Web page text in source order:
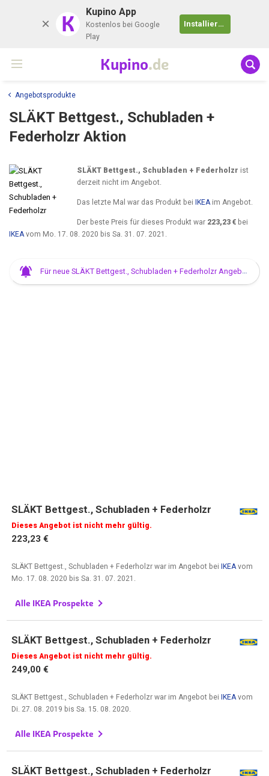
K Kupino App
Kostenlos bei Google
Play
Installieren
Kupino.de
Angebotsprodukte
SLÄKT Bettgest., Schubladen +
Federholzr Aktion
SLÄKT Bettgest., Schubladen + Federholzr ist
derzeit nicht im Angebot.
Das letzte Mal war das Produkt bei IKEAim Angebot.
Der beste Preis für dieses Produkt war 223,23 €bei
IKEA vom Mo. 17. 08. 2020 bis Sa. 31. 07. 2021
Für neue SLÄKT Bettgest., Schubladen + Federholzr Angebote anmelden
SLÄKT Bettgest., Schubladen + Federholzr
Dieses Angebot ist nicht mehr gültig.
223,23 €
SLÄKT Bettgest., Schubladen + Federholzr war im Angebot beiIKEA vom
Mo. 17. 08. 2020 bisSa. 31. 07. 2021
Alle IKEA Prospekte
SLÄKT Bettgest., Schubladen + Federholzr
Dieses Angebot ist nicht mehr gültig.
249,00 €
SLÄKT Bettgest., Schubladen + Federholzr war im Angebot beiIKEA vom
Di. 27. 08. 2019 bisSa. 15. 08. 2020
Alle IKEA Prospekte
SLÄKT Bettgest., Schubladen + Federholzr